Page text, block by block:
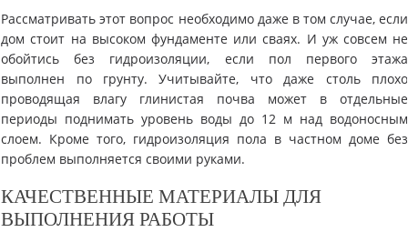
Рассматривать этот вопрос необходимо даже в том случае, если
дом стоит на высоком фундаменте или сваях. И уж совсем не
обойтись без гидроизоляции, если пол первого этажа
выполнен по грунту. Учитывайте, что даже столь плохо
проводящая влагу глинистая почва может в отдельные
периоды поднимать уровень воды до 12 м над водоносным
слоем. Кроме того, гидроизоляция пола в частном доме без
проблем выполняется своими руками.
КАЧЕСТВЕННЫЕ МАТЕРИАЛЫ ДЛЯ
ВЫПОЛНЕНИЯ РАБОТЫ